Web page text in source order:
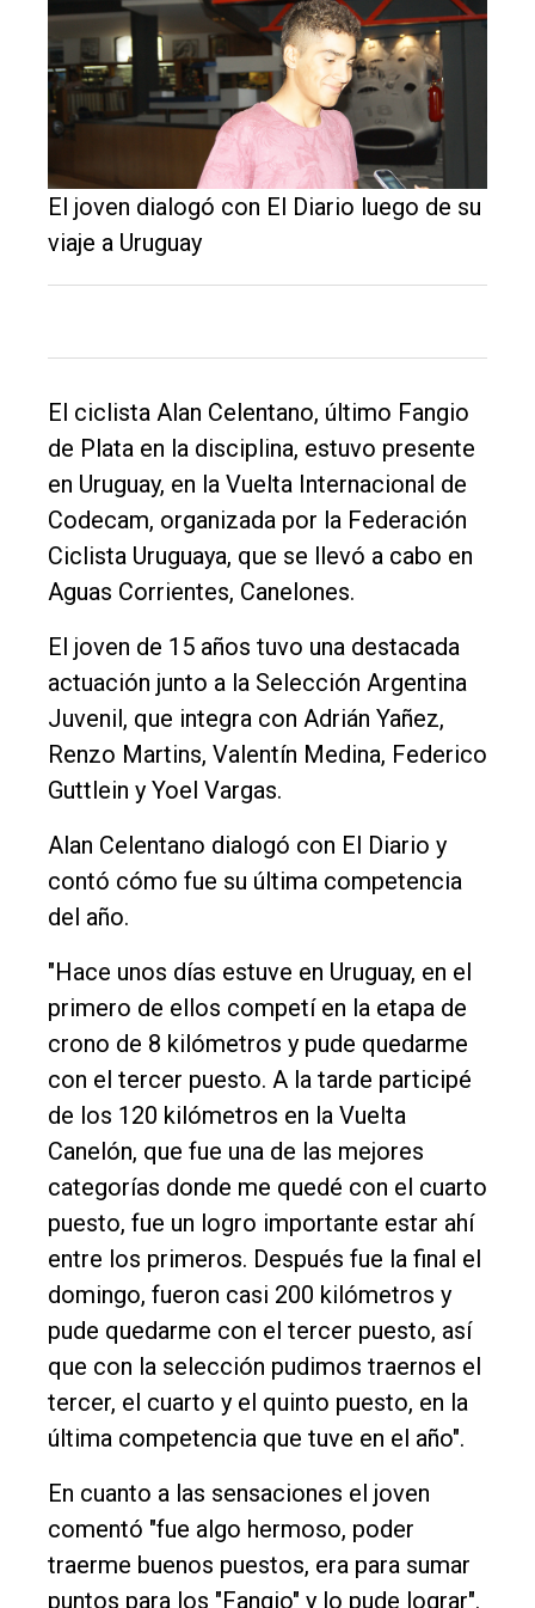
El
único
DIARIO
Balcarce
Inicio
Int.
Política
Cultura
Entrevistas
Rural
Fúnebres
Edición
Empresa
Nosotros
Contacto
El joven dialogó con El Diario luego de su
viaje a Uruguay
El ciclista Alan Celentano, último Fangio
de Plata en la disciplina, estuvo presente
en Uruguay, en la Vuelta Internacional de
Codecam, organizada por la Federación
Ciclista Uruguaya, que se llevó a cabo en
Aguas Corrientes, Canelones.
El joven de 15 años tuvo una destacada
actuación junto a la Selección Argentina
Juvenil, que integra con Adrián Yañez,
Renzo Martins, Valentín Medina, Federico
Guttlein y Yoel Vargas.
Alan Celentano dialogó con El Diario y
contó cómo fue su última competencia
del año.
"Hace unos días estuve en Uruguay, en el
primero de ellos competí en la etapa de
crono de 8 kilómetros y pude quedarme
con el tercer puesto. A la tarde participé
de los 120 kilómetros en la Vuelta
Canelón, que fue una de las mejores
categorías donde me quedé con el cuarto
puesto, fue un logro importante estar ahí
entre los primeros. Después fue la final el
domingo, fueron casi 200 kilómetros y
pude quedarme con el tercer puesto, así
que con la selección pudimos traernos el
tercer, el cuarto y el quinto puesto, en la
última competencia que tuve en el año".
En cuanto a las sensaciones el joven
comentó "fue algo hermoso, poder
traerme buenos puestos, era para sumar
puntos para los "Fangio" y lo pude lograr".